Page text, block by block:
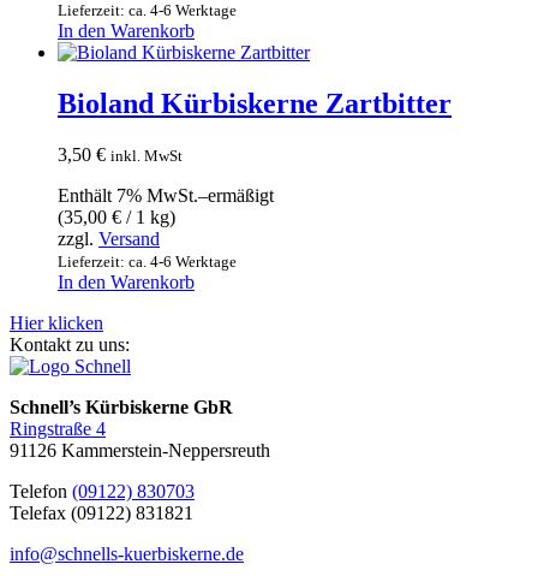
Lieferzeit: ca. 4-6 Werktage
In den Warenkorb
Bioland Kürbiskerne Zartbitter
3,50 € inkl. MwSt
Enthält 7% MwSt.–ermäßigt
(35,00 € / 1 kg)
zzgl. Versand
Lieferzeit: ca. 4-6 Werktage
In den Warenkorb
Hier klicken
Kontakt zu uns:
Schnell’s Kürbiskerne GbR
Ringstraße 4
91126 Kammerstein-Neppersreuth
Telefon (09122) 830703
Telefax (09122) 831821
info@schnells-kuerbiskerne.de